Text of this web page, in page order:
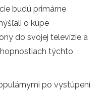
budú primárne
o kúpe
do svojej televízie a
týchto
po vystúpení